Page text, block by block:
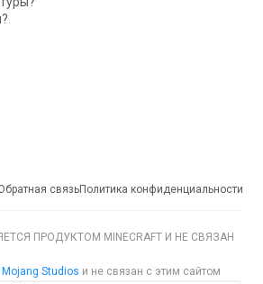
связьПолитика конфиденциальности
ПРОДУКТОМ MINECRAFT И НЕ СВЯЗАН
Mojang Studios и не связан с этим сайтом